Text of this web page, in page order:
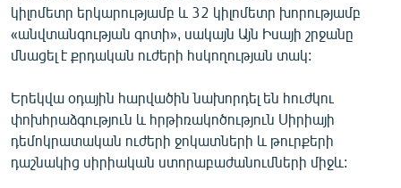
«Ազատության» բոլոր կայքերը
կիլոմետր երկարությամբ և 32 կիլոմետր խորությամբ
«անվտանգության գոտի», սակայն Այն Իսայի շրջանը
մնացել է քրդական ուժերի հսկողության տակ:
Երեկվա օդային հարվածին նախորդել են հուժկու
փոխհրաձգություն և հրթիռակոծություն Սիրիայի
դեմոկրատական ուժերի ջոկատների և թուրքերի
դաշնակից սիրիական ստորաբաժանումների միջև: